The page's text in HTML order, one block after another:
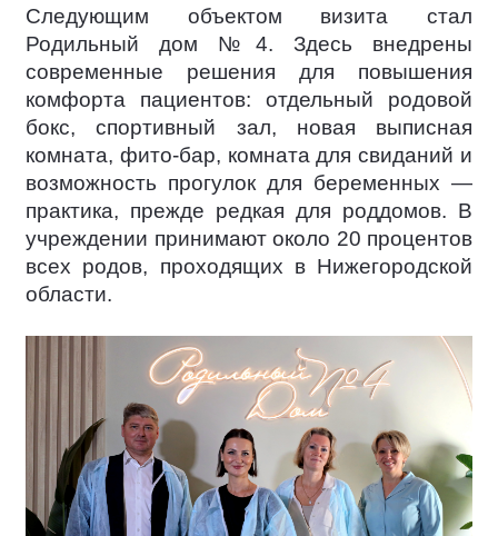
Следующим объектом визита стал
Родильный дом №4. Здесь внедрены
современные решения для повышения
комфорта пациентов: отдельный родовой
бокс, спортивный зал, новая выписная
комната, фито-бар, комната для свиданий и
возможность прогулок для беременных —
практика, прежде редкая для роддомов. В
учреждении принимают около 20 процентов
всех родов, проходящих в Нижегородской
области.